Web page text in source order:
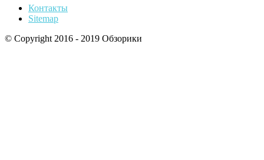
Контакты
Sitemap
© Copyright 2016 - 2019 Обзорики